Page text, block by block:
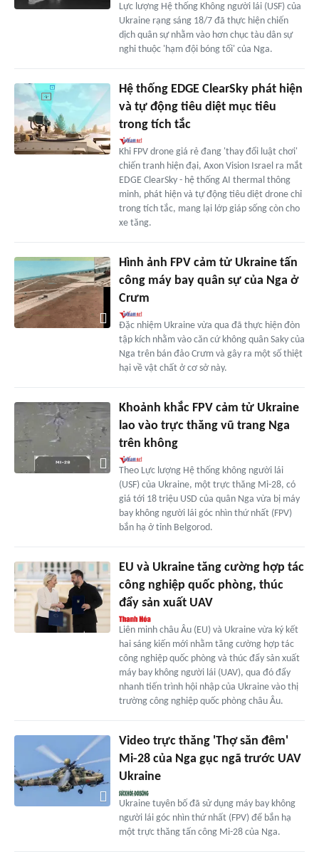
Lực lượng Hệ thống Không người lái (USF) của
Ukraine rạng sáng 18/7 đã thực hiện chiến
dịch quân sự nhằm vào hơn chục tàu dân sự
nghi thuộc 'hạm đội bóng tối' của Nga.
Hệ thống EDGE ClearSky phát hiện
và tự động tiêu diệt mục tiêu
trong tích tắc
Khi FPV drone giá rẻ đang 'thay đổi luật chơi'
chiến tranh hiện đại, Axon Vision Israel ra mắt
EDGE ClearSky - hệ thống AI thermal thông
minh, phát hiện và tự động tiêu diệt drone chỉ
trong tích tắc, mang lại lớp giáp sống còn cho
xe tăng.
Hình ảnh FPV cảm tử Ukraine tấn
công máy bay quân sự của Nga ở
Crưm
Đặc nhiệm Ukraine vừa qua đã thực hiện đòn
tập kích nhằm vào căn cứ không quân Saky của
Nga trên bán đảo Crưm và gây ra một số thiệt
hại về vật chất ở cơ sở này.
Khoảnh khắc FPV cảm tử Ukraine
lao vào trực thăng vũ trang Nga
trên không
Theo Lực lượng Hệ thống không người lái
(USF) của Ukraine, một trực thăng Mi-28, có
giá tới 18 triệu USD của quân Nga vừa bị máy
bay không người lái góc nhìn thứ nhất (FPV)
bắn hạ ở tỉnh Belgorod.
EU và Ukraine tăng cường hợp tác
công nghiệp quốc phòng, thúc
đẩy sản xuất UAV
Liên minh châu Âu (EU) và Ukraine vừa ký kết
hai sáng kiến mới nhằm tăng cường hợp tác
công nghiệp quốc phòng và thúc đẩy sản xuất
máy bay không người lái (UAV), qua đó đẩy
nhanh tiến trình hội nhập của Ukraine vào thị
trường công nghiệp quốc phòng châu Âu.
Video trực thăng 'Thợ săn đêm'
Mi-28 của Nga gục ngã trước UAV
Ukraine
Ukraine tuyên bố đã sử dụng máy bay không
người lái góc nhìn thứ nhất (FPV) để bắn hạ
một trực thăng tấn công Mi-28 của Nga.